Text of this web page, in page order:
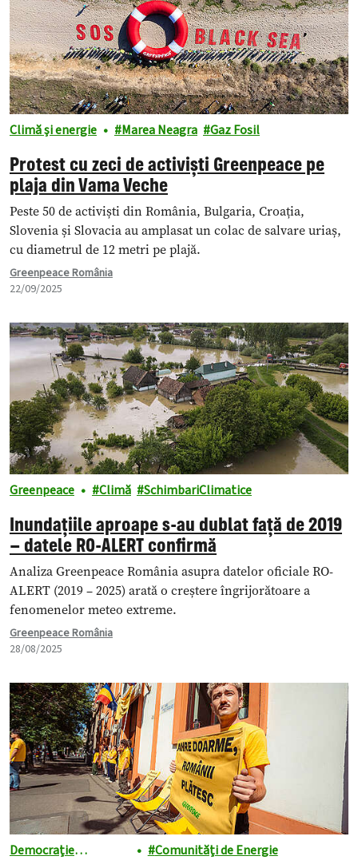
Climă și energie Marea Neagra Gaz Fosil
Protest cu zeci de activiști Greenpeace pe
plaja din Vama Veche
Peste 50 de activiști din România, Bulgaria, Croația,
Slovenia și Slovacia au amplasat un colac de salvare uriaș,
cu diametrul de 12 metri pe plajă.
Greenpeace România
22/09/2025
Greenpeace Climă SchimbariClimatice
Inundațiile aproape s-au dublat față de 2019
– datele RO-ALERT confirmă
Analiza Greenpeace România asupra datelor oficiale RO-
ALERT (2019 – 2025) arată o creștere îngrijorătoare a
fenomenelor meteo extreme.
Greenpeace România
28/08/2025
Democrație
Comunități de Energie